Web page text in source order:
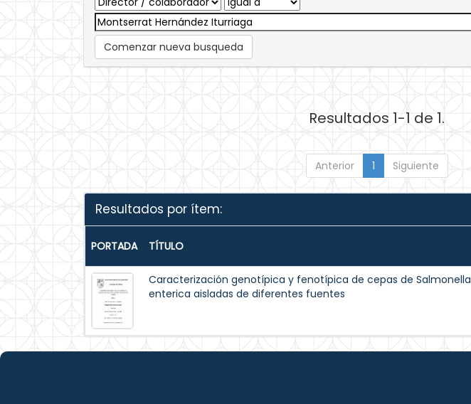
Comenzar nueva busqueda
Resultados 1-1 de 1.
Anterior 1 Siguiente
Resultados por ítem:
PORTADA TÍTULO
Caracterización genotípica y fenotípica de cepas de Salmonella
enterica aisladas de diferentes fuentes